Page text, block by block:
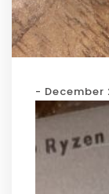
- December